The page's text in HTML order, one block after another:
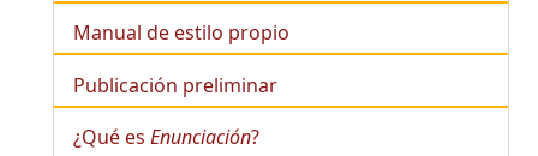
Manual de estilo propio
Publicación preliminar
¿Qué es Enunciación?